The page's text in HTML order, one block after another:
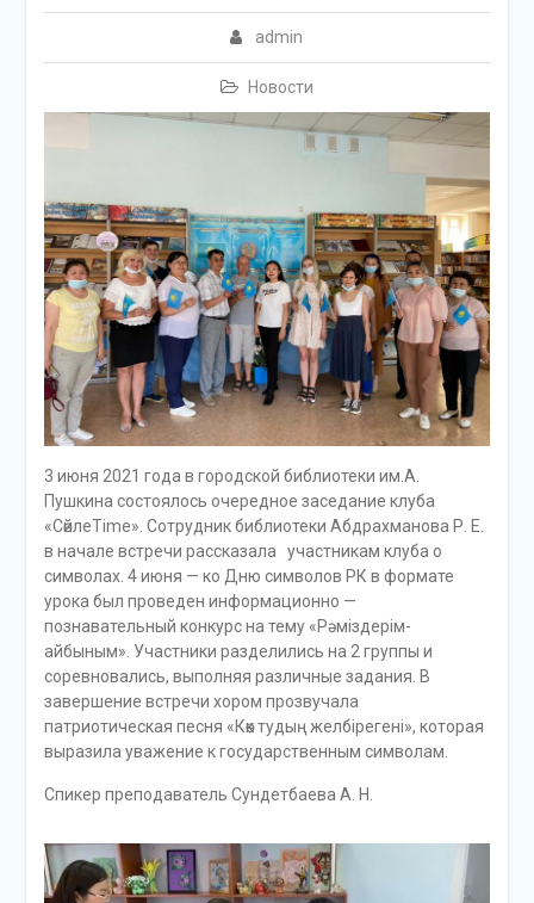
admin
Новости
3 июня 2021 года в городской библиотеки им.А.
Пушкина состоялось очередное заседание клуба
«СөйлеTime». Сотрудник библиотеки Абдрахманова Р. Е.
в начале встречи рассказала участникам клуба о
символах. 4 июня — ко Дню символов РК в формате
урока был проведен информационно —
познавательный конкурс на тему «Рәміздерім-
айбыным». Участники разделились на 2 группы и
соревновались, выполняя различные задания. В
завершение встречи хором прозвучала
патриотическая песня «Көк тудың желбірегені», которая
выразила уважение к государственным символам.
Спикер преподаватель Сундетбаева А. Н.